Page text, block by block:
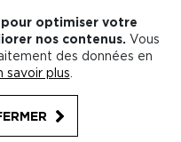
pour optimiser votre
nos contenus. Vous
des données en
savoir plus